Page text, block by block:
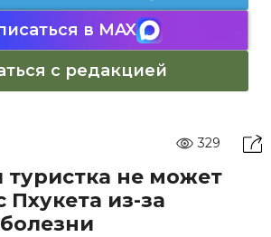
в MAX
с редакцией
329
туристка не может
Пхукета из-за